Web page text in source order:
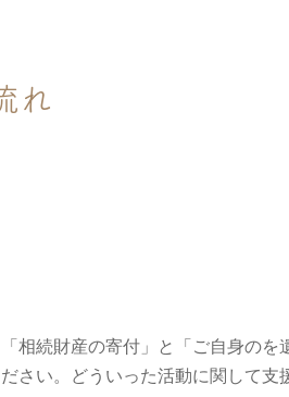
れ
相続財産の寄付」と「ご自身のを
さい。どういった活動に関して